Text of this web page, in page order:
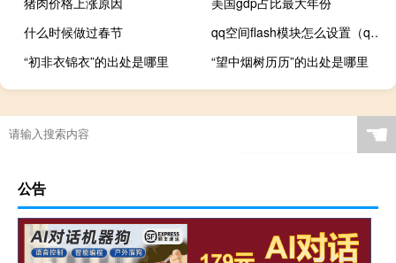
什么时候做过春节
qq空间flash模块怎么设置（qq空间flash模块）
“初非衣锦衣”的出处是哪里
“望中烟树历历”的出处是哪里
☚
公告